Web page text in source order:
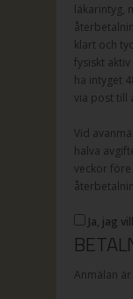
läkarintyg,
klart och
fysiskt
ha intyget
via post till
Vid
halva
veckor
Ja, jag
Anmälan